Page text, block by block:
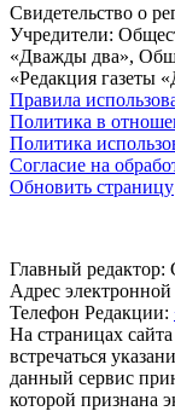
Свидетельство о
Учредители:
«Дважды два»,
«Редакция газеты
Правила
Политика в
Политика
Согласие на
Обновить страницу
Главный
Адрес
Телефон Редакции:
На страницах
встречаться
данный сервис
которой признана